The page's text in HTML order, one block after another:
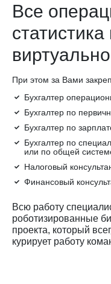
Все
При этом за Вами
Бухгалтер
Бухгалтер по
Бухгалтер по
Бухгалтер по
или по общей
Налоговый
Финансовый
Всю работу
роботизированные
проекта, который
курирует работу